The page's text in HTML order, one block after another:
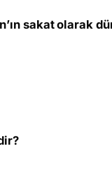
sakat olarak